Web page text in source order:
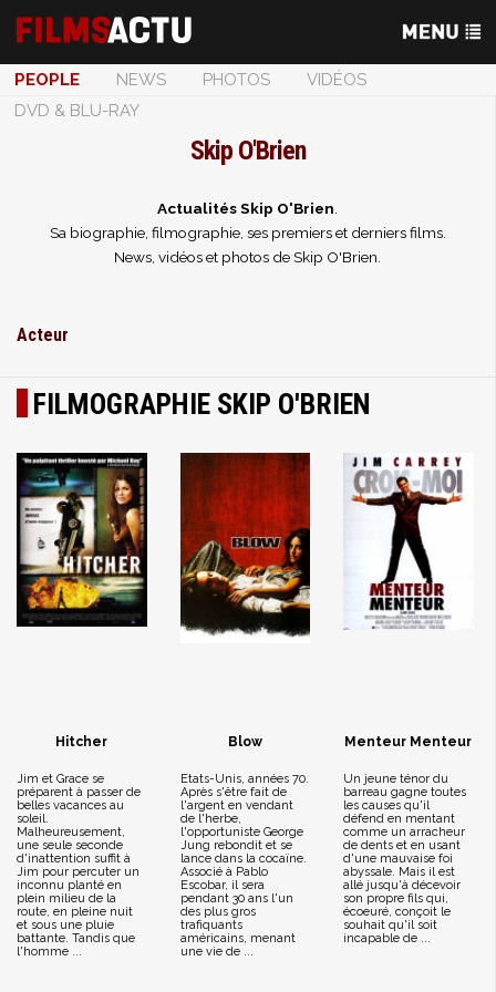
PEOPLE NEWS PHOTOS
VIDÉOS
DVD & BLU-RAY
Skip O'Brien
Actualités Skip O'Brien
Sa biographie, filmographie, ses premiers et derniers films.
News, vidéos et photos de Skip O'Brien.
Acteur
FILMOGRAPHIE SKIP O'BRIEN
Hitcher
Jim et Grace se
préparent à passer de
belles vacances au
soleil.
Malheureusement,
une seule seconde
d'inattention suffit à
Jim pour percuter un
inconnu planté en
plein milieu de la
route, en pleine nuit
et sous une pluie
battante. Tandis que
l'homme ...
Blow
Etats-Unis, années 70.
Après s'être fait de
l'argent en vendant
de l'herbe,
l'opportuniste George
Jung rebondit et se
lance dans la cocaïne.
Associé à Pablo
Escobar, il sera
pendant 30 ans l'un
des plus gros
trafiquants
américains, menant
une vie de ...
Menteur Menteur
Un jeune ténor du
barreau gagne toutes
les causes qu'il
défend en mentant
comme un arracheur
de dents et en usant
d'une mauvaise foi
abyssale. Mais il est
allé jusqu'à décevoir
son propre fils qui,
écoeuré, conçoit le
souhait qu'il soit
incapable de ...